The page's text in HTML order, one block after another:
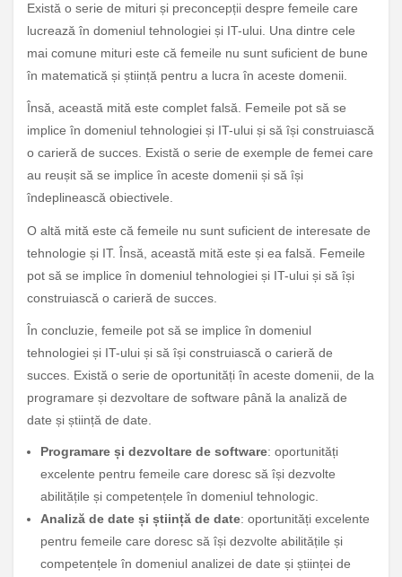
Există o serie de mituri și preconcepții despre femeile care
lucrează în domeniul tehnologiei și IT-ului. Una dintre cele
mai comune mituri este că femeile nu sunt suficient de bune
în matematică și știință pentru a lucra în aceste domenii.
Însă, această mită este complet falsă. Femeile pot să se
implice în domeniul tehnologiei și IT-ului și să își construiască
o carieră de succes. Există o serie de exemple de femei care
au reușit să se implice în aceste domenii și să își
îndeplinească obiectivele.
O altă mită este că femeile nu sunt suficient de interesate de
tehnologie și IT. Însă, această mită este și ea falsă. Femeile
pot să se implice în domeniul tehnologiei și IT-ului și să își
construiască o carieră de succes.
În concluzie, femeile pot să se implice în domeniul
tehnologiei și IT-ului și să își construiască o carieră de
succes. Există o serie de oportunități în aceste domenii, de la
programare și dezvoltare de software până la analiză de
date și știință de date.
Programare și dezvoltare de software: oportunități
excelente pentru femeile care doresc să își dezvolte
abilitățile și competențele în domeniul tehnologic.
Analiză de date și știință de date: oportunități excelente
pentru femeile care doresc să își dezvolte abilitățile și
competențele în domeniul analizei de date și științei de